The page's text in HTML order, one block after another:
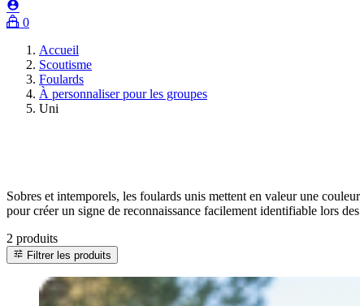

0
Accueil
Scoutisme
Foulards
À personnaliser pour les groupes
Uni
Sobres et intemporels, les foulards unis mettent en valeur une
pour créer un signe de reconnaissance facilement identifiable lors
2 produits
tune Filtrer les produits